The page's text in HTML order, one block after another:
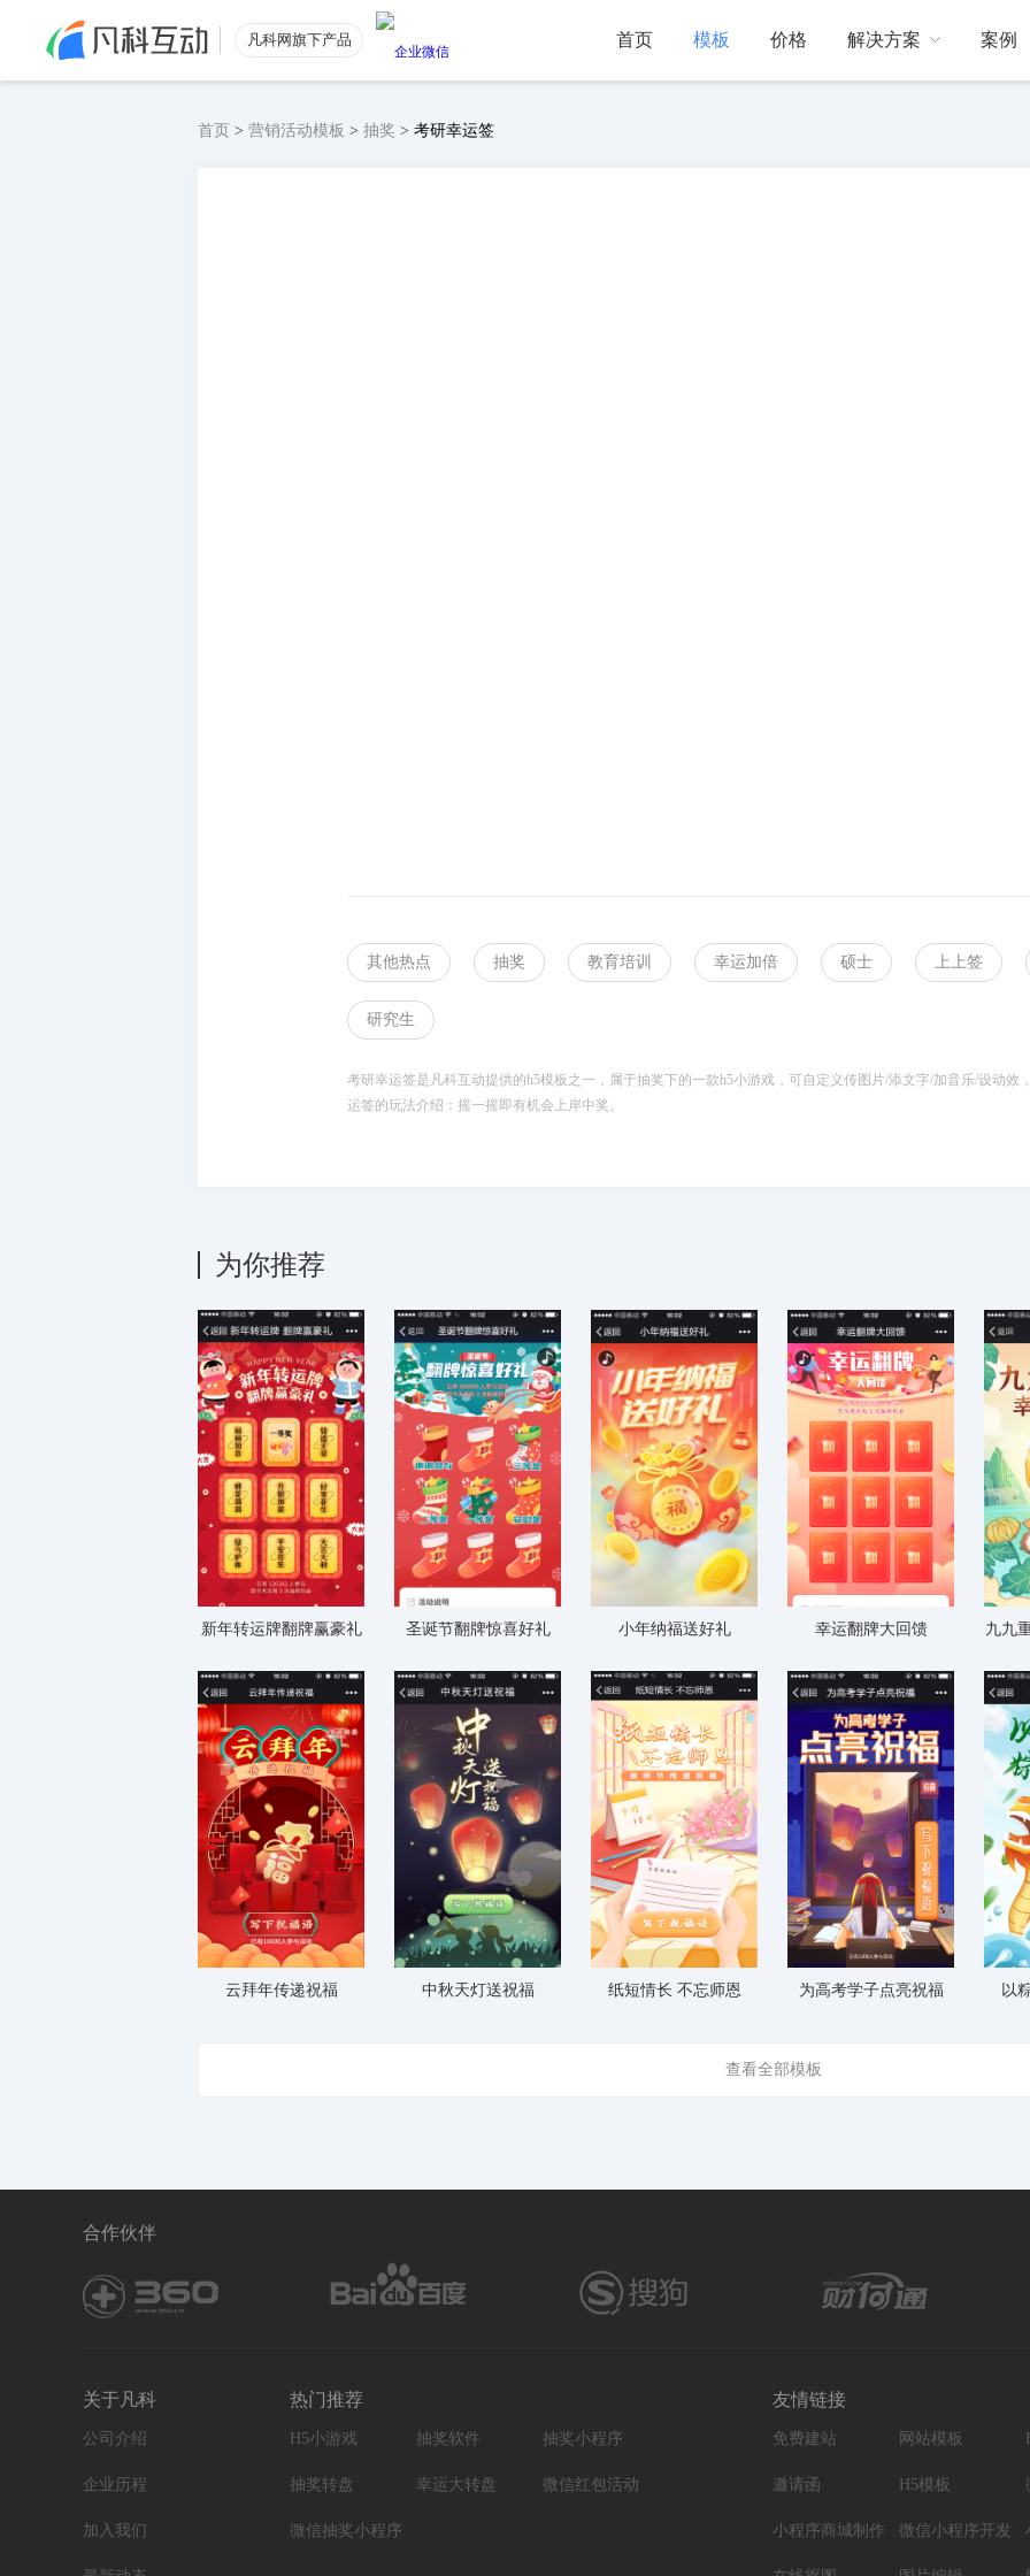
凡科网旗下产品 首页 模板 价格 解决方案 案例
首页 > 营销活动模板 > 抽奖 > 考研幸运签
其他热点 抽奖 教育培训 幸运加倍 硕士 上上签
研究生
考研幸运签是凡科互动提供的h5模板之一，属于抽奖下的一款h5小游戏，可自定义传图片/添文字/加音乐/设动效
运签的玩法介绍：摇一摇即有机会上岸中奖。
为你推荐
新年转运牌翻牌赢豪礼 圣诞节翻牌惊喜好礼 小年纳福送好礼 幸运翻牌大回馈 九九
云拜年传递祝福 中秋天灯送祝福 纸短情长 不忘师恩 为高考学子点亮祝福 以
查看全部模板
合作伙伴
关于凡科
公司介绍
企业历程
加入我们
热门推荐
H5小游戏 抽奖软件 抽奖小程序
抽奖转盘 幸运大转盘 微信红包活动
微信抽奖小程序
友情链接
免费建站 网站模板
邀请函 H5模板
小程序商城制作 微信小程序开发